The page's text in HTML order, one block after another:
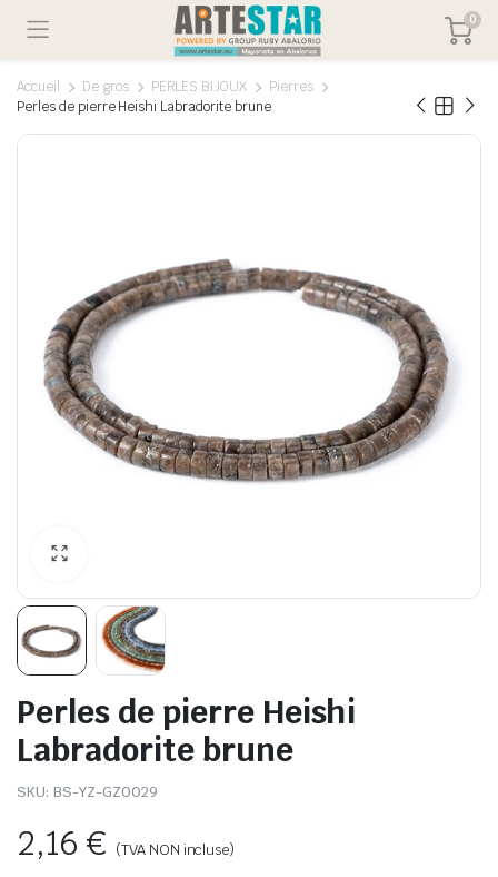
0
Accueil De gros PERLES BIJOUX
Pierres
Perles de pierre Heishi Labradorite brune
Perles de pierre Heishi
Labradorite brune
SKU: BS-YZ-GZ0029
2,16€ (TVA NON incluse)